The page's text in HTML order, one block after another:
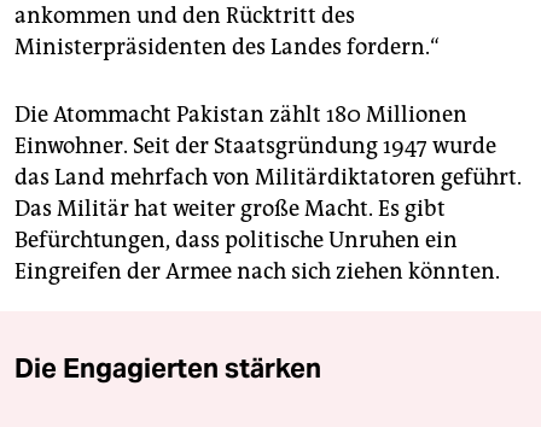
ankommen und den Rücktritt des
Ministerpräsidenten des Landes fordern.“
Die Atommacht Pakistan zählt 180 Millionen
Einwohner. Seit der Staatsgründung 1947 wurde
das Land mehrfach von Militärdiktatoren geführt.
Das Militär hat weiter große Macht. Es gibt
Befürchtungen, dass politische Unruhen ein
Eingreifen der Armee nach sich ziehen könnten.
Die Engagierten stärken